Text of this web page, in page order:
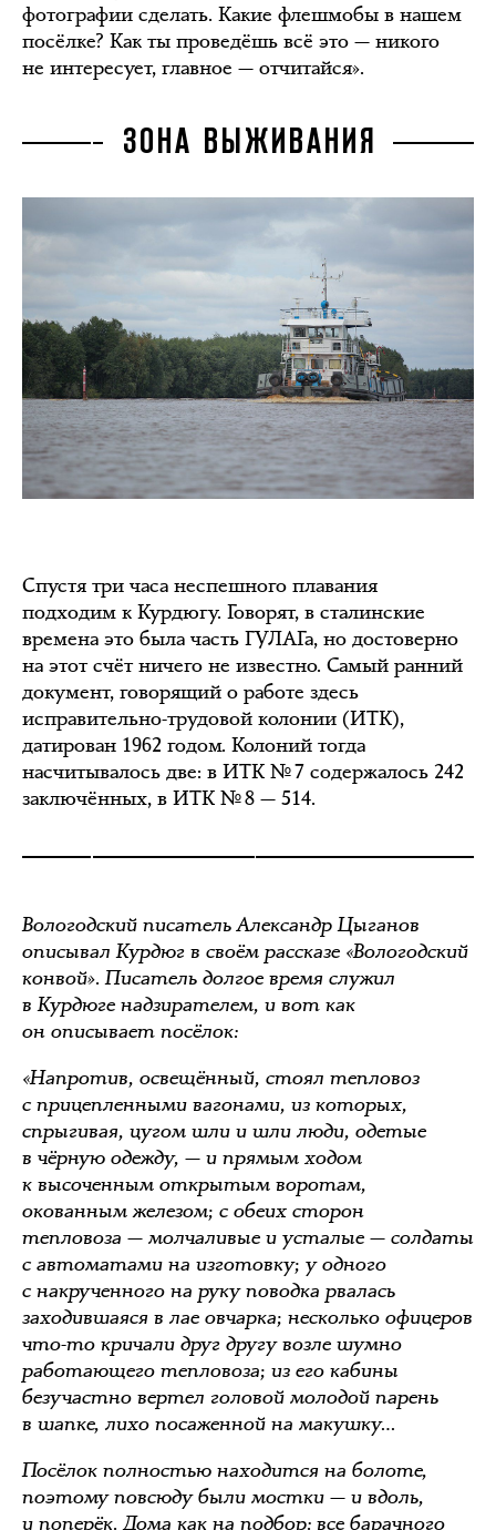
фотографии сделать. Какие флешмобы в нашем
посёлке? Как ты проведёшь всё это — никого
не интересует, главное — отчитайся».
ЗОНА ВЫЖИВАНИЯ
Спустя три часа неспешного плавания
подходим к Курдюгу. Говорят, в сталинские
времена это была часть ГУЛАГа, но достоверно
на этот счёт ничего не известно. Самый ранний
документ, говорящий о работе здесь
исправительно-трудовой колонии (ИТК),
датирован 1962 годом. Колоний тогда
насчитывалось две: в ИТК № 7 содержалось 242
заключённых, в ИТК № 8 — 514.
Вологодский писатель Александр Цыганов
описывал Курдюг в своём рассказе «Вологодский
конвой». Писатель долгое время служил
в Курдюге надзирателем, и вот как
он описывает посёлок:
«Напротив, освещённый, стоял тепловоз
с прицепленными вагонами, из которых,
спрыгивая, цугом шли и шли люди, одетые
в чёрную одежду, — и прямым ходом
к высоченным открытым воротам,
окованным железом; с обеих сторон
тепловоза — молчаливые и усталые — солдаты
с автоматами на изготовку; у одного
с накрученного на руку поводка рвалась
заходившаяся в лае овчарка; несколько офицеров
что-то кричали друг другу возле шумно
работающего тепловоза; из его кабины
безучастно вертел головой молодой парень
в шапке, лихо посаженной на макушку…
Посёлок полностью находится на болоте,
поэтому повсюду были мостки — и вдоль,
и поперёк. Дома как на подбор: все барачного